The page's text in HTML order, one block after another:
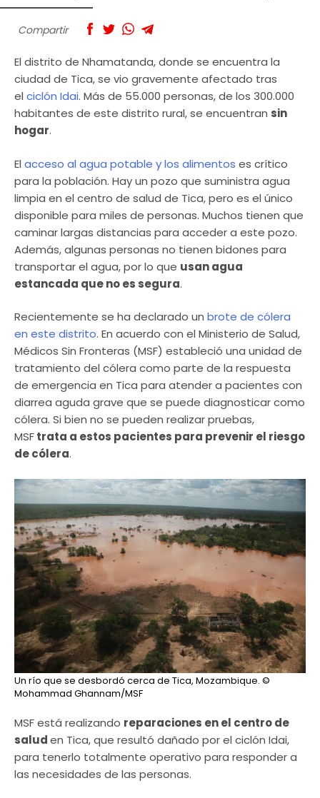
Compartir
El distrito de Nhamatanda, donde se encuentra la
ciudad de Tica, se vio gravemente afectado tras
el ciclón Idai. Más de 55.000 personas, de los 300.000
habitantes de este distrito rural, se encuentran sin
hogar.
El acceso al agua potable y los alimentos es crítico
para la población. Hay un pozo que suministra agua
limpia en el centro de salud de Tica, pero es el único
disponible para miles de personas. Muchos tienen que
caminar largas distancias para acceder a este pozo.
Además, algunas personas no tienen bidones para
transportar el agua, por lo que usan agua
estancada que no es segura.
Recientemente se ha declarado un brote de cólera
en este distrito. En acuerdo con el Ministerio de Salud,
Médicos Sin Fronteras (MSF) estableció una unidad de
tratamiento del cólera como parte de la respuesta
de emergencia en Tica para atender a pacientes con
diarrea aguda grave que se puede diagnosticar como
cólera. Si bien no se pueden realizar pruebas,
MSFtrata a estos pacientes para prevenir el riesgo
de cólera.
Un río que se desbordó cerca de Tica, Mozambique. ©
Mohammad Ghannam/MSF
MSF está realizando reparaciones en el centro de
saluden Tica, que resultó dañado por el ciclón Idai,
para tenerlo totalmente operativo para responder a
las necesidades de las personas.